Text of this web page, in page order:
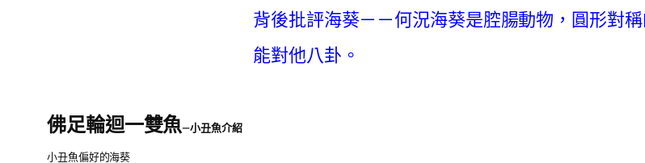
背後批評海葵－－何況海葵是腔腸動物，圓形對
能對他八卦。
佛足輪迴一雙魚—小丑魚介紹
小丑魚偏好的海葵